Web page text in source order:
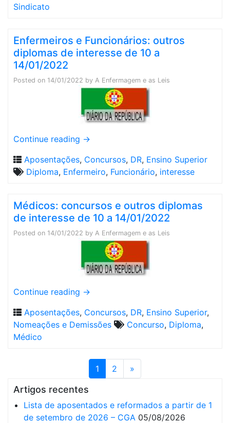
Sindicato
Enfermeiros e Funcionários: outros
diplomas de interesse de 10 a
14/01/2022
Posted on 14/01/2022 by A Enfermagem e as Leis
Continue reading →
Aposentações, Concursos, DR, Ensino Superior
Diploma, Enfermeiro, Funcionário, interesse
Médicos: concursos e outros diplomas
de interesse de 10 a 14/01/2022
Posted on 14/01/2022 by A Enfermagem e as Leis
Continue reading →
Aposentações, Concursos, DR, Ensino Superior,
Nomeações e Demissões
Concurso, Diploma,
Médico
1 2 »
Artigos recentes
Lista de aposentados e reformados a partir de 1
de setembro de 2026 – CGA 05/08/2026